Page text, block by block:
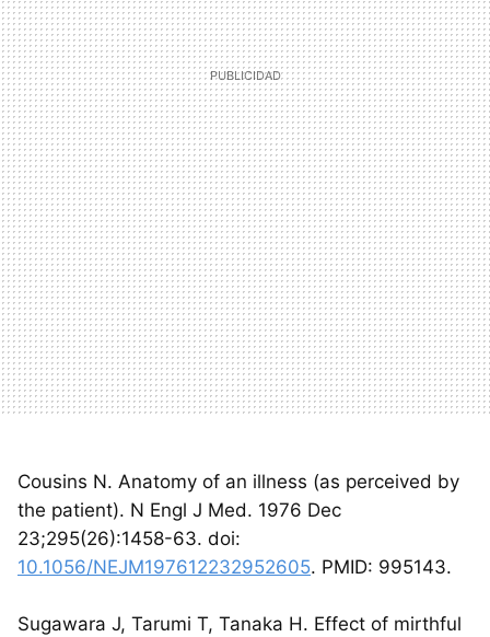
Cousins N. Anatomy of an illness (as perceived by
the patient). N Engl J Med. 1976 Dec
23;295(26):1458-63. doi:
10.1056/NEJM197612232952605. PMID: 995143.
Sugawara J, Tarumi T, Tanaka H. Effect of mirthful